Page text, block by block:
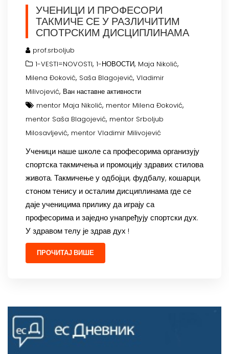
УЧЕНИЦИ И ПРОФЕСОРИ
ТАКМИЧЕ СЕ У РАЗЛИЧИТИМ
СПОТРСКИМ ДИСЦИПЛИНАМА
prof.srboljub
1-VESTI=NOVOSTI, 1-НОВОСТИ, Maja Nikolić,
Milena Đoković, Saša Blagojević, Vladimir
Milivojević, Ван наставне активности
mentor Maja Nikolić, mentor Milena Đoković,
mentor Saša Blagojević, mentor Srboljub
Milosavljević, mentor Vladimir Milivojević
Ученици наше школе са професорима организују
спортска такмичења и промоцију здравих стилова
живота. Такмичење у одбојци, фудбалу, кошарци,
стоном тенису и осталим дисциплинама где се
даје ученицима прилику да играју са
професорима и заједно унапређују спортски дух.
У здравом телу је здрав дух !
ПРОЧИТАЈ ВИШЕ